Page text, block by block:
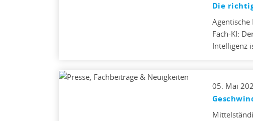
Die
Agentische
Fach-KI:
Intelligenz
05. Mai